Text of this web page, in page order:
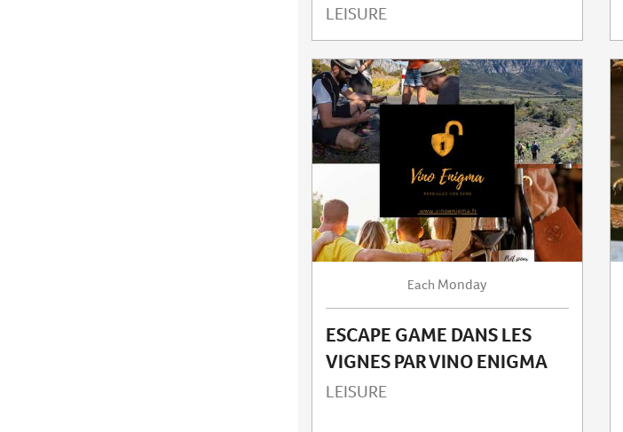
LEISURE
Each Monday
ESCAPE GAME DANS LES
VIGNES PAR VINO ENIGMA
LEISURE